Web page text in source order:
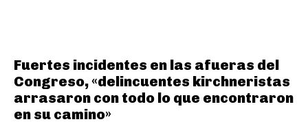
Fuertes incidentes en las afueras del
Congreso, «delincuentes kirchneristas
arrasaron con todo lo que encontraron
en su camino»